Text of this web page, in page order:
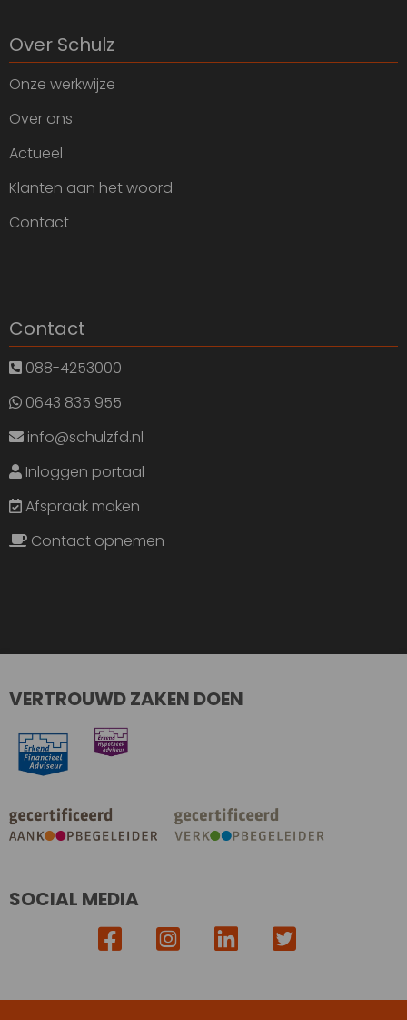
Over Schulz
Onze werkwijze
Over ons
Actueel
Klanten aan het woord
Contact
Contact
088-4253000
0643 835 955
info@schulzfd.nl
Inloggen portaal
Afspraak maken
Contact opnemen
VERTROUWD ZAKEN DOEN
SOCIAL MEDIA